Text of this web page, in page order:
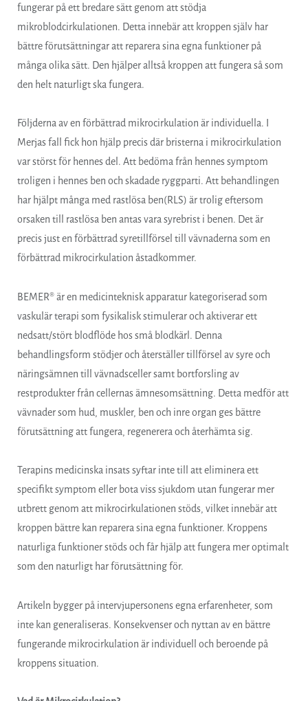
fungerar på ett bredare sätt genom att stödja
mikroblodcirkulationen. Detta innebär att kroppen själv har
bättre förutsättningar att reparera sina egna funktioner på
många olika sätt. Den hjälper alltså kroppen att fungera så som
den helt naturligt ska fungera.
Följderna av en förbättrad mikrocirkulation är individuella. I
Merjas fall fick hon hjälp precis där bristerna i mikrocirkulation
var störst för hennes del. Att bedöma från hennes symptom
troligen i hennes ben och skadade ryggparti. Att behandlingen
har hjälpt många med rastlösa ben(RLS) är trolig eftersom
orsaken till rastlösa ben antas vara syrebrist i benen. Det är
precis just en förbättrad syretillförsel till vävnaderna som en
förbättrad mikrocirkulation åstadkommer.
BEMER® är en medicinteknisk apparatur kategoriserad som
vaskulär terapi som fysikalisk stimulerar och aktiverar ett
nedsatt/stört blodflöde hos små blodkärl. Denna
behandlingsform stödjer och återställer tillförsel av syre och
näringsämnen till vävnadsceller samt bortforsling av
restprodukter från cellernas ämnesomsättning. Detta medför att
vävnader som hud, muskler, ben och inre organ ges bättre
förutsättning att fungera, regenerera och återhämta sig.
Terapins medicinska insats syftar inte till att eliminera ett
specifikt symptom eller bota viss sjukdom utan fungerar mer
utbrett genom att mikrocirkulationen stöds, vilket innebär att
kroppen bättre kan reparera sina egna funktioner. Kroppens
naturliga funktioner stöds och får hjälp att fungera mer optimalt
som den naturligt har förutsättning för.
Artikeln bygger på intervjupersonens egna erfarenheter, som
inte kan generaliseras. Konsekvenser och nyttan av en bättre
fungerande mikrocirkulation är individuell och beroende på
kroppens situation.